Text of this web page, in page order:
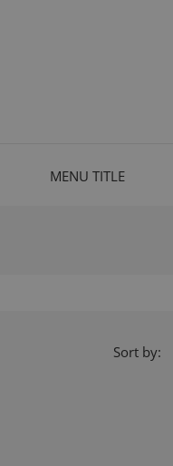
MENU TITLE
Sort by: